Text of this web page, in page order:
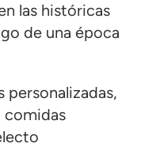
las históricas
de una época
comidas